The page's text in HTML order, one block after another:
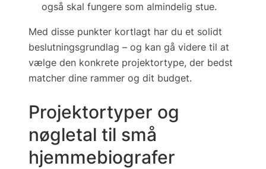
også skal fungere som almindelig stue.
Med disse punkter kortlagt har du et solidt
beslutnings­grundlag – og kan gå videre til at
vælge den konkrete projektortype, der bedst
matcher dine rammer og dit budget.
Projektortyper og
nøgletal til små
hjemmebiografer